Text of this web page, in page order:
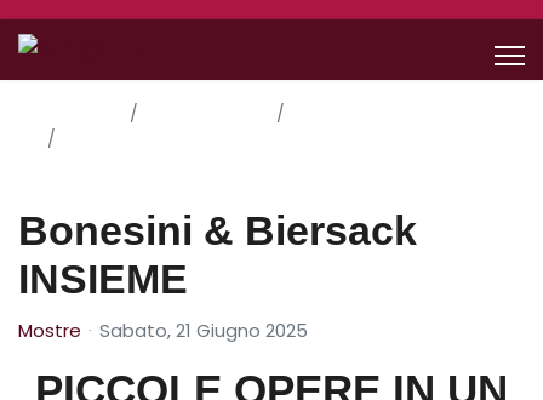
Bonesini & Biersack
INSIEME
Mostre Sabato, 21 Giugno 2025
PICCOLE OPERE IN UN